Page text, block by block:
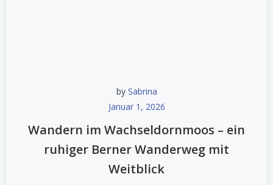
by Sabrina
Januar 1, 2026
Wandern im Wachseldornmoos – ein
ruhiger Berner Wanderweg mit
Weitblick